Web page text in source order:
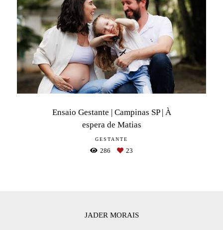
Ensaio Gestante | Campinas SP | À
espera de Matias
GESTANTE
286 23
JADER MORAIS